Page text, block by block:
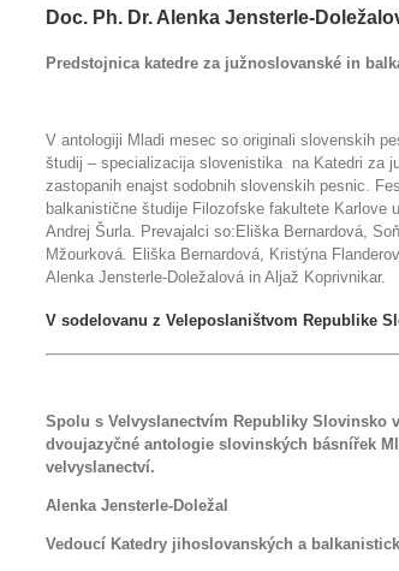
Doc. Ph. Dr. Alenka Jensterle-
Predstojnica katedre za južnoslovanské in
V antologiji Mladi mesec so originali slovenskih
študij – specializacija slovenistika na Katedri za
zastopanih enajst sodobnih slovenskih pesnic.
balkanistične študije Filozofske fakultete Karlove
Andrej Šurla. Prevajalci so:Eliška Bernardová,
Mžourková. Eliška Bernardová, Kristýna
Alenka Jensterle-Doležalová in Aljaž Koprivnikar.
V sodelovanu z Veleposlaništvom Republike
Spolu s Velvyslanectvím Republiky Slovinsko
dvoujazyčné antologie slovinských básnířek
velvyslanectví.
Alenka Jensterle-Doležal
Vedoucí Katedry jihoslovanských a